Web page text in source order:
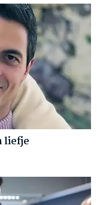
liefje